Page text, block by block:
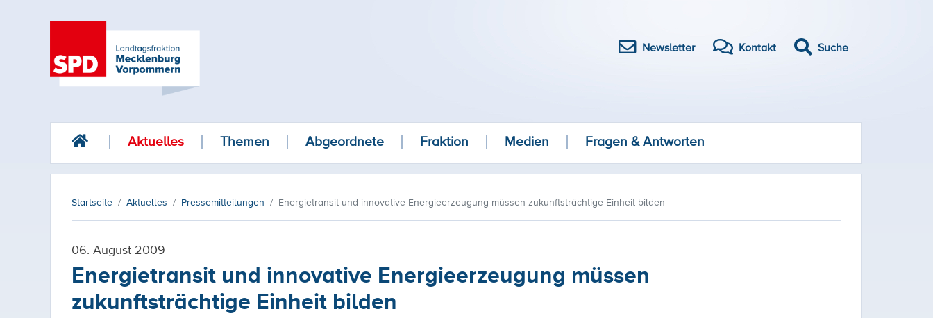
Newsletter Kontakt Suche
Aktuelles Themen Abgeordnete Fraktion Medien Fragen & Antworten
Startseite Aktuelles Pressemitteilungen Energietransit und innovative Energieerzeugung müssen zukunftsträchtige Einheit bilden
06. August 2009
Energietransit und innovative Energieerzeugung müssen
zukunftsträchtige Einheit bilden